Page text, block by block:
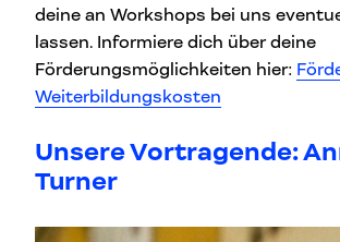
deine an Workshops bei uns
lassen. Informiere dich über deine
Förderungsmöglichkeiten hier:
Weiterbildungskosten
Unsere Vortragende:
Turner